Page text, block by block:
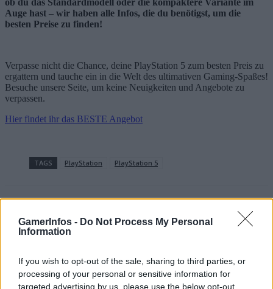
GamerInfos - Do Not Process My Personal
Information
If you wish to opt-out of the sale, sharing to third parties, or
processing of your personal or sensitive information for
targeted advertising by us, please use the below opt-out
ob du das Standardmodell oder die kompaktere Variante im
Auge hast – wir haben alle Infos, die du benötigst, um die
besten Preise zu finden!
Verpasse nicht die Chance, deine PlayStation 5 zum besten Preis zu
ergattern und tauche ein in die Welt des ultimativen Gaming-Spaßes!
Besuche unsere Seite, um keine Neuigkeiten und Angebote zu
verpassen.
Hier findet ihr das BESTE Angebot
TAGS PlayStation PlayStation 5
Vorheriger Artikel Nächster Artikel